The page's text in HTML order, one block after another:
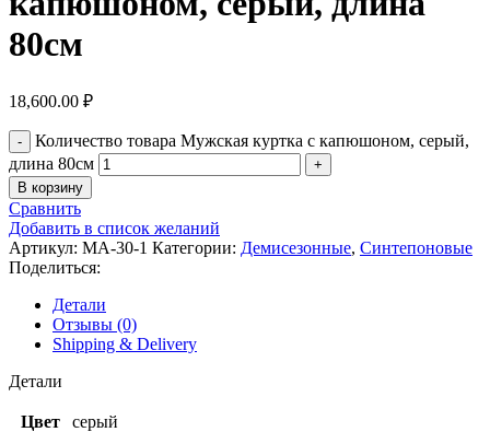
80см
18,600.00 ₽
Количество товара Мужская куртка с капюшоном, серый,
длина 80см
В корзину
Сравнить
Добавить в список желаний
Артикул: МА-30-1 Категории: Демисезонные, Синтепоновые
Поделиться:
Детали
Отзывы (0)
Shipping & Delivery
Детали
Цвет серый